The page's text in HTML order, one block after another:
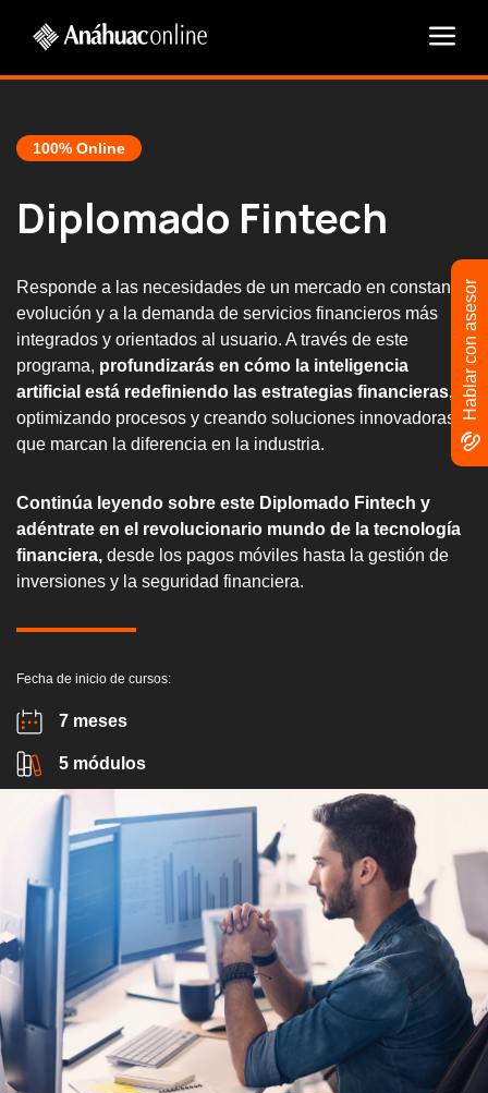
100% Online
Diplomado Fintech
Responde a las necesidades de un mercado en constante
evolución y a la demanda de servicios financieros más
integrados y orientados al usuario. A través de este
programa, profundizarás en cómo la inteligencia
artificial está redefiniendo las estrategias financieras,
optimizando procesos y creando soluciones innovadoras
que marcan la diferencia en la industria.
Continúa leyendo sobre este Diplomado Fintech y
adéntrate en el revolucionario mundo de la tecnología
financiera, desde los pagos móviles hasta la gestión de
inversiones y la seguridad financiera.
Fecha de inicio de cursos:
7 meses
5 módulos
Hablar con asesor